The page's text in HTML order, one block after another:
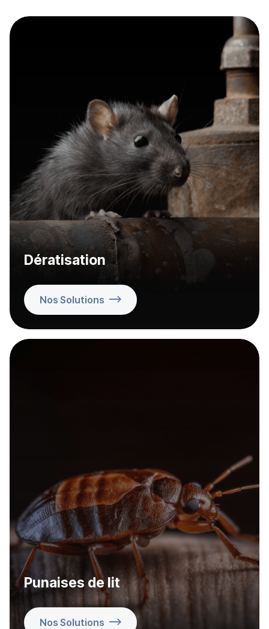
Dératisation
Nos Solutions
Punaises de lit
Nos Solutions